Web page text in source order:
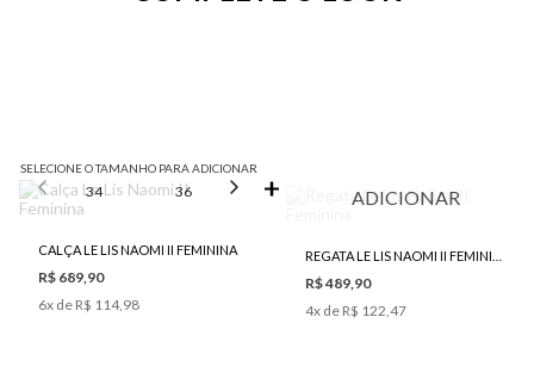
SELECIONE O TAMANHO PARA ADICIONAR
34 36 38 40 42
CALÇA LE LIS NAOMI II FEMININA
R$ 689,90
6x de R$ 114,98
ADICIONAR
R$ 489,90
4x de R$ 122,47